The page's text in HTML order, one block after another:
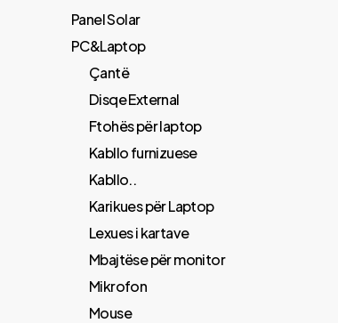
Panel Solar
PC&Laptop
Çantë
Disqe External
Ftohës për laptop
Kabllo furnizuese
Kabllo..
Karikues për Laptop
Lexues i kartave
Mbajtëse për monitor
Mikrofon
Mouse